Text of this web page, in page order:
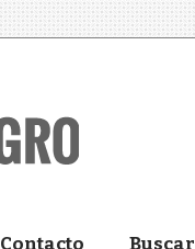
Contacto Buscar